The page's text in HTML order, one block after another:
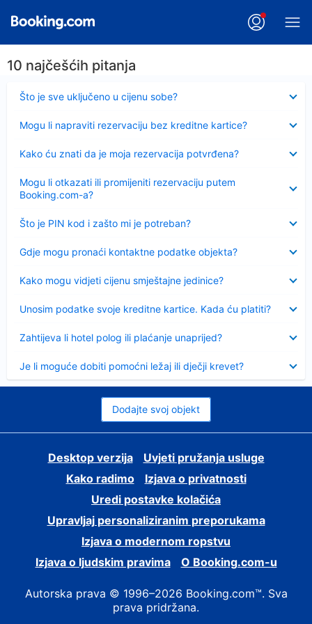
10 najčešćih pitanja
Što je sve uključeno u cijenu sobe?
Sažeto
Mogu li napraviti rezervaciju bez kreditne kartice?
Kako ću znati da je moja rezervacija potvrđena?
Mogu li otkazati ili promijeniti rezervaciju putem
Booking.com-a?
Što je PIN kod i zašto mi je potreban?
Sažeto
Gdje mogu pronaći kontaktne podatke objekta?
Kako mogu vidjeti cijenu smještajne jedinice?
Unosim podatke svoje kreditne kartice. Kada ću platiti?
Zahtijeva li hotel polog ili plaćanje unaprijed?
Je li moguće dobiti pomoćni ležaj ili dječji krevet?
Dodajte svoj objekt
Desktop verzija
Uvjeti pružanja usluge
Kako radimo
Izjava o privatnosti
Uredi postavke kolačića
Upravljaj personaliziranim preporukama
Izjava o modernom ropstvu
Izjava o ljudskim pravima
O Booking.com-u
Autorska prava © 1996–2026 Booking.com™. Sva
prava pridržana.